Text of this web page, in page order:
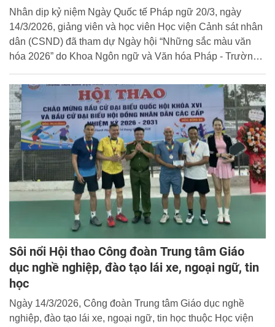
Nhân dịp kỷ niệm Ngày Quốc tế Pháp ngữ 20/3, ngày
14/3/2026, giảng viên và học viên Học viện Cảnh sát nhân
dân (CSND) đã tham dự Ngày hội “Những sắc màu văn
hóa 2026” do Khoa Ngôn ngữ và Văn hóa Pháp - Trường
Sôi nổi Hội thao Công đoàn Trung tâm Giáo
dục nghề nghiệp, đào tạo lái xe, ngoại ngữ, tin
học
Ngày 14/3/2026, Công đoàn Trung tâm Giáo dục nghề
nghiệp, đào tạo lái xe, ngoại ngữ, tin học thuộc Học viện